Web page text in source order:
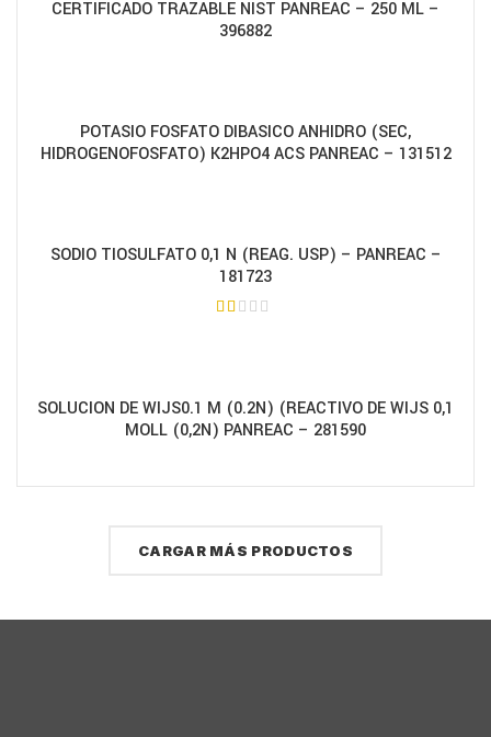
CERTIFICADO TRAZABLE NIST PANREAC – 250 ML –
396882
POTASIO FOSFATO DIBASICO ANHIDRO (SEC,
HIDROGENOFOSFATO) K2HPO4 ACS PANREAC – 131512
SODIO TIOSULFATO 0,1 N (REAG. USP) – PANREAC –
181723
SOLUCION DE WIJS0.1 M (0.2N) (REACTIVO DE WIJS 0,1
MOLL (0,2N) PANREAC – 281590
CARGAR MÁS PRODUCTOS